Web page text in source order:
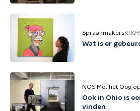
SpraakmakersKRO-
Wat is er
NOS Met het Oog
Ook in Ohio is
vinden